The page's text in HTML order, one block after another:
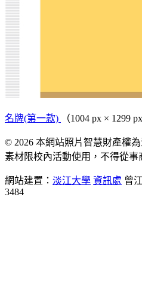
名牌(第一款) （1004 px × 1299
© 2026 本網站照片智慧財產權
素材限校內活動使用，不得從事
網站建置： 淡江大學 資訊處 曾
3484